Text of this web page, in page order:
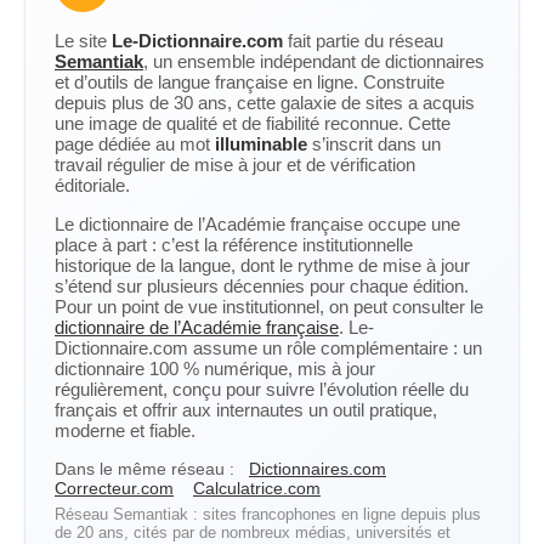
Le site Le-Dictionnaire.com fait partie du réseau
Semantiak, un ensemble indépendant de dictionnaires
et d’outils de langue française en ligne. Construite
depuis plus de 30 ans, cette galaxie de sites a acquis
une image de qualité et de fiabilité reconnue. Cette
page dédiée au mot illuminable s’inscrit dans un
travail régulier de mise à jour et de vérification
éditoriale.
Le dictionnaire de l’Académie française occupe une
place à part : c’est la référence institutionnelle
historique de la langue, dont le rythme de mise à jour
s’étend sur plusieurs décennies pour chaque édition.
Pour un point de vue institutionnel, on peut consulter le
dictionnaire de l’Académie française. Le-
Dictionnaire.com assume un rôle complémentaire : un
dictionnaire 100 % numérique, mis à jour
régulièrement, conçu pour suivre l’évolution réelle du
français et offrir aux internautes un outil pratique,
moderne et fiable.
Dans le même réseau :
Dictionnaires.com
Correcteur.com
Calculatrice.com
Réseau Semantiak : sites francophones en ligne depuis plus
de 20 ans, cités par de nombreux médias, universités et